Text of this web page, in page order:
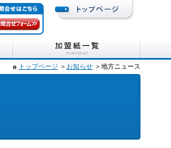
トップページ ＞ お知らせ ＞地方ニュース